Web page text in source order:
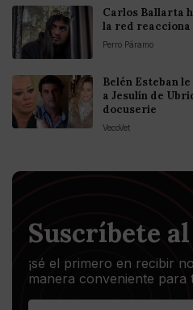
Carlos Ballarta
la red reacciona
Perro Páramo
Belén Esteban
a Jesulín de
docuserie
VecoVet
Suscríbete
¡sé el primero en recibir
manera conveniente para